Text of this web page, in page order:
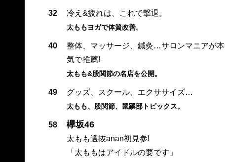
32 冷え&疲れは、これで撃退。
太ももヨガで体質改善。
40
整体、マッサージ、鍼灸…サロンマニアが本
気で推薦!
太もも&股関節の名店を公開。
49 グッズ、スクール、エクササイズ…
太もも、股関節、鼠蹊部トピックス。
58 欅坂46
太もも選抜anan初見参!
「太ももはアイドルの要です」